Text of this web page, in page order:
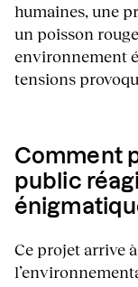
humaines, une
un poisson
environnement
tensions
Comment
public
Ce projet arrive